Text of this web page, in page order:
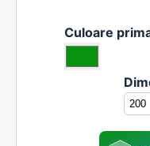
Culoare